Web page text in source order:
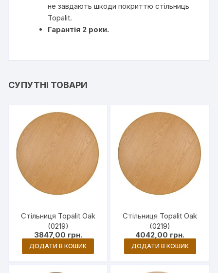
не завдають шкоди покриттю стільниць
Topalit.
Гарантія 2 роки.
СУПУТНІ ТОВАРИ
Стільниця Topalit Oak
(0219)
3847,00 грн.
ДОДАТИ В КОШИК
Стільниця Topalit Oak
(0219)
4042,00 грн.
ДОДАТИ В КОШИК